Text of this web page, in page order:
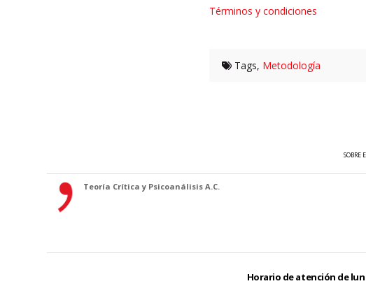
Términos y condiciones
Tags, Metodología
SOBRE
Teoría Crítica y Psicoanálisis A.C.
Horario de atención de